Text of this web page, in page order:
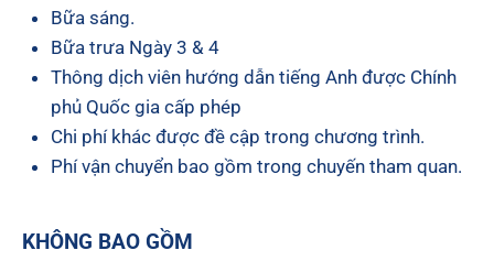
Bữa sáng.
Bữa trưa Ngày 3 & 4
Thông dịch viên hướng dẫn tiếng Anh được Chính
phủ Quốc gia cấp phép
Chi phí khác được đề cập trong chương trình.
Phí vận chuyển bao gồm trong chuyến tham quan.
KHÔNG BAO GỒM